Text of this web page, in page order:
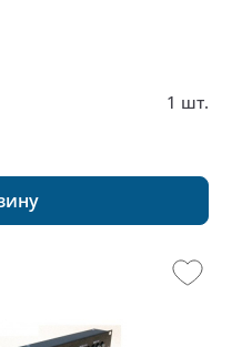
1 шт.